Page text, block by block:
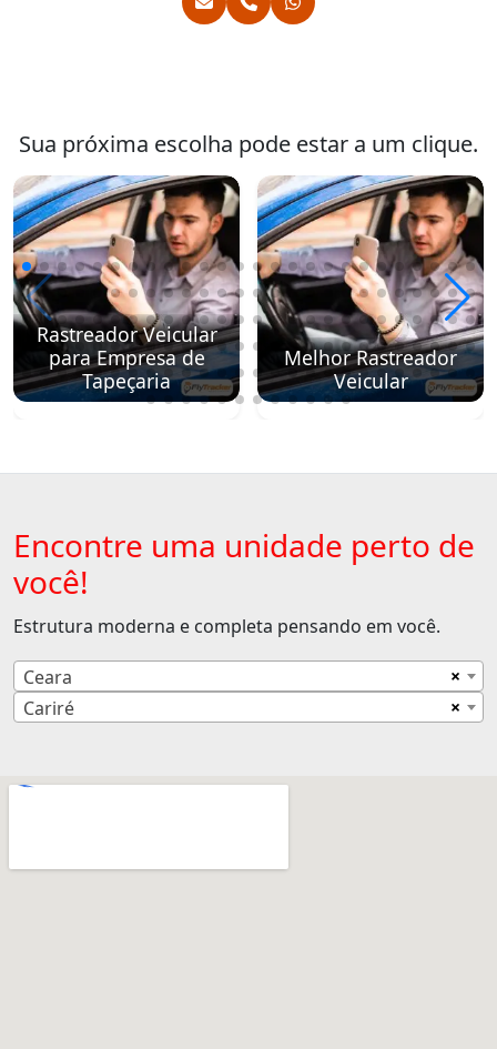
Sua próxima escolha pode estar a um clique.
Rastreador Veicular
para Empresa de
Tapeçaria
Melhor Rastreador
Veicular
Encontre uma unidade perto de
você!
Estrutura moderna e completa pensando em você.
×
Ceara
×
Cariré